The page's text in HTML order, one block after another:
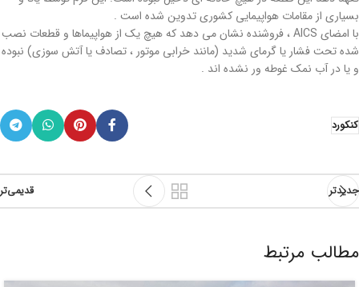
بسیاری از مقامات هواپیمایی کشوری تدوین شده است .
با امضای AICS ، فروشنده نشان می دهد که هیچ یک از هواپیماها و قطعات نصب
شده تحت فشار یا گرمای شدید (مانند خرابی موتور ، تصادف یا آتش سوزی) نبوده
و یا در آب نمک غوطه ور نشده اند .
کنکورد
جدیدتر قدیمی‌تر
مطالب مرتبط